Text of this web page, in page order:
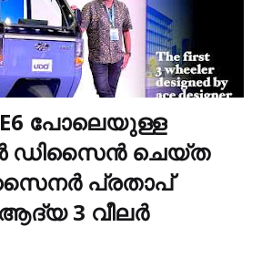
പോലെയുള്ള
ഡിസൈൻ ചെയ്ത
പ്രതാപ്
3 വീലർ